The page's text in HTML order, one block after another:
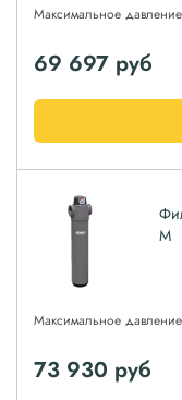
Максимальное давление
69 697 руб
M
Максимальное давление
73 930 руб